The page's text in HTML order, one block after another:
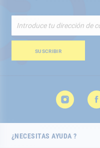
nuestro
de
SUSCRIBIR
¿NECESITAS AYUDA ?